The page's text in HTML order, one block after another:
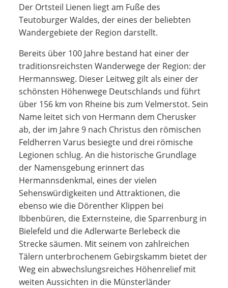
Der Ortsteil Lienen liegt am Fuße des
Teutoburger Waldes, der eines der beliebten
Wandergebiete der Region darstellt.
Bereits über 100 Jahre bestand hat einer der
traditionsreichsten Wanderwege der Region: der
Hermannsweg. Dieser Leitweg gilt als einer der
schönsten Höhenwege Deutschlands und führt
über 156 km von Rheine bis zum Velmerstot. Sein
Name leitet sich von Hermann dem Cherusker
ab, der im Jahre 9 nach Christus den römischen
Feldherren Varus besiegte und drei römische
Legionen schlug. An die historische Grundlage
der Namensgebung erinnert das
Hermannsdenkmal, eines der vielen
Sehenswürdigkeiten und Attraktionen, die
ebenso wie die Dörenther Klippen bei
Ibbenbüren, die Externsteine, die Sparrenburg in
Bielefeld und die Adlerwarte Berlebeck die
Strecke säumen. Mit seinem von zahlreichen
Tälern unterbrochenem Gebirgskamm bietet der
Weg ein abwechslungsreiches Höhenrelief mit
weiten Aussichten in die Münsterländer